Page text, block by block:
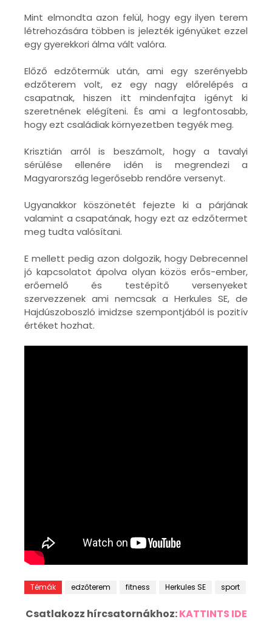
Mint elmondta azon felül, hogy egy ilyen terem
létrehozására többen is jelezték igényüket ezzel
egy gyerekkori álma vált valóra.
Előző edzőtermük után, ami egy szerényebb
edzőterem volt, ez egy nagy előrelépés a
csapatnak, hiszen itt mindenfajta igényt ki
szeretnének elégíteni. És ami a legfontosabb,
hogy ezt családiak környezetben tegyék meg.
Krisztián arról is beszámolt, hogy a tavalyi
sérülése ellenére idén is megrendezi a
Magyarország legerősebb rendőre versenyt.
Ugyanakkor köszönetét fejezte ki a párjának
valamint a csapatának, hogy ezt az edzőtermet
meg tudta valósítani.
E mellett pedig azon dolgozik, hogy Debrecennel
jó kapcsolatot ápolva olyan közös erős-ember,
erőemelő és testépítő versenyeket
szervezzenek ami nemcsak a Herkules SE, de
Hajdúszoboszló imidzse szempontjából is pozitív
értéket hozhat.
Témák edzőterem fitness Herkules SE sport
Csatlakozz hírcsatornákhoz:KATTINTS IDE